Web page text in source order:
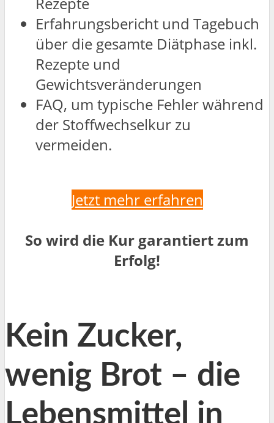
Erfahrungsbericht und Tagebuch
über die gesamte Diätphase inkl.
Rezepte und
Gewichtsveränderungen
FAQ, um typische Fehler während
der Stoffwechselkur zu
vermeiden.
Jetzt mehr erfahren
So wird die Kur garantiert zum
Erfolg!
Kein Zucker,
wenig Brot – die
Lebensmittel in